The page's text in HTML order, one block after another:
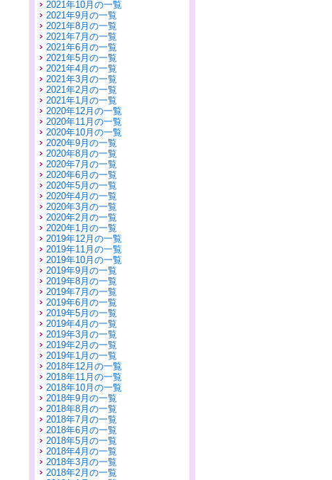
2021年10月の一覧
2021年9月の一覧
2021年8月の一覧
2021年7月の一覧
2021年6月の一覧
2021年5月の一覧
2021年4月の一覧
2021年3月の一覧
2021年2月の一覧
2021年1月の一覧
2020年12月の一覧
2020年11月の一覧
2020年10月の一覧
2020年9月の一覧
2020年8月の一覧
2020年7月の一覧
2020年6月の一覧
2020年5月の一覧
2020年4月の一覧
2020年3月の一覧
2020年2月の一覧
2020年1月の一覧
2019年12月の一覧
2019年11月の一覧
2019年10月の一覧
2019年9月の一覧
2019年8月の一覧
2019年7月の一覧
2019年6月の一覧
2019年5月の一覧
2019年4月の一覧
2019年3月の一覧
2019年2月の一覧
2019年1月の一覧
2018年12月の一覧
2018年11月の一覧
2018年10月の一覧
2018年9月の一覧
2018年8月の一覧
2018年7月の一覧
2018年6月の一覧
2018年5月の一覧
2018年4月の一覧
2018年3月の一覧
2018年2月の一覧